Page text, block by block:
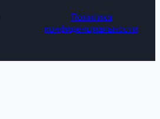
Политика
конфиденциальности